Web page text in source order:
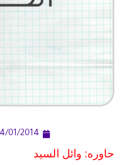
01/2014
حاوره: وائل السيد